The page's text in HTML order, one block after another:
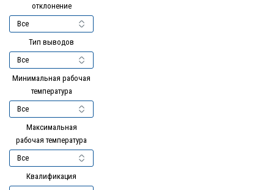
отклонение
Тип выводов
Минимальная рабочая
температура
Максимальная
рабочая температура
Квалификация